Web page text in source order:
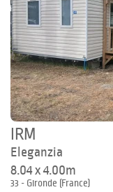
IRM
Eleganzia
8.04 x 4.00m
33 - Gironde (France)